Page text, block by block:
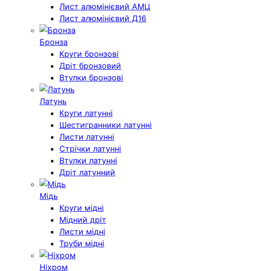
Лист алюмінієвий АМЦ
Лист алюмінієвий Д16
Бронза
Круги бронзові
Дріт бронзовий
Втулки бронзові
Латунь
Круги латунні
Шестигранники латунні
Листи латунні
Стрічки латунні
Втулки латунні
Дріт латунний
Мідь
Круги мідні
Мідний дріт
Листи мідні
Труби мідні
Ніхром